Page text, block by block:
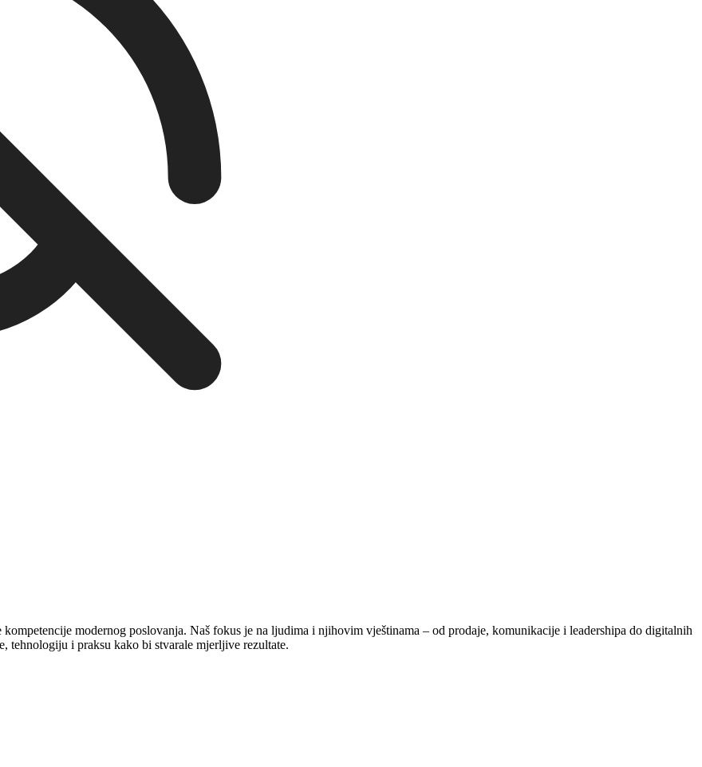
modernog poslovanja. Naš fokus je na ljudima i njihovim vještinama – od prodaje, komunikacije i leadershipa do digitalnih
tehnologiju i praksu kako bi stvarale mjerljive rezultate.